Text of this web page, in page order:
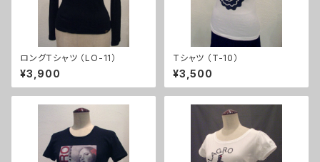
ロングTシャツ （LO-11）
¥3,900
Tシャツ （T-10）
¥3,500